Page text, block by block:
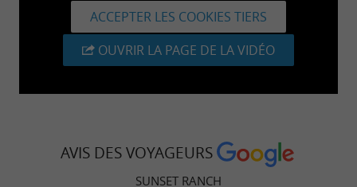
ACCEPTER LES COOKIES TIERS
OUVRIR LA PAGE DE LA VIDÉO
AVIS DES VOYAGEURS
SUNSET RANCH